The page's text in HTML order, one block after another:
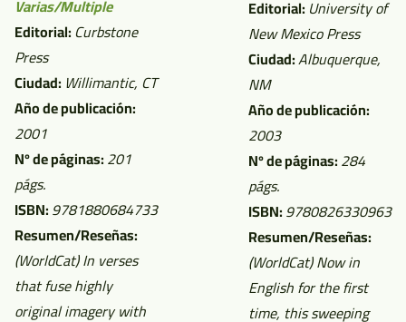
Varias/Multiple
Editorial:Curbstone
Press
Ciudad: Willimantic, CT
Año de publicación:
2001
Nº de páginas:201
págs.
ISBN:9781880684733
Resumen/Reseñas:
(WorldCat)In verses
that fuse highly
original imagery with
Editorial: University of
New Mexico Press
Ciudad:Albuquerque,
NM
Año de publicación:
2003
Nº de páginas:284
págs.
ISBN:9780826330963
Resumen/Reseñas:
(WorldCat)Now in
English for the first
time, this sweeping